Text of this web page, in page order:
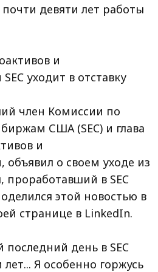
девяти лет работы
и
уходит в отставку
член Комиссии по
США (SEC) и глава
и
объявил о своем уходе из
в SEC
этой новостью в
странице в LinkedIn.
день в SEC
Я особенно горжусь